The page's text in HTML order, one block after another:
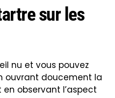
sur les
nu et vous pouvez
ouvrant doucement la
observant l’aspect